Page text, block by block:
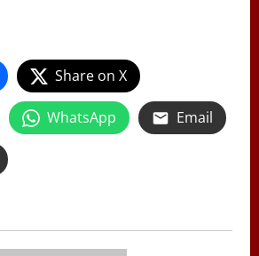
Share on X
WhatsApp Email